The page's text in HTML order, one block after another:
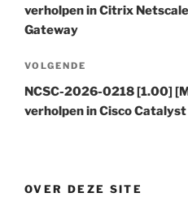
verholpen in Citrix
Gateway
Volgend
bericht
VOLGENDE
NCSC-2026-0218 [1.00]
verholpen in Cisco
OVER DEZE SITE